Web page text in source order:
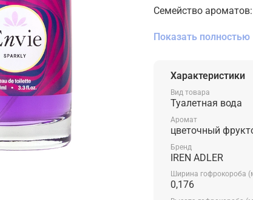
Семейство
Верхние ноты:
Базовые ноты:
Показать полностью
Характеристики
Вид товара
Туалетная вода
Аромат
цветочный
Бренд
IREN ADLER
Ширина гофрокороба
0,176